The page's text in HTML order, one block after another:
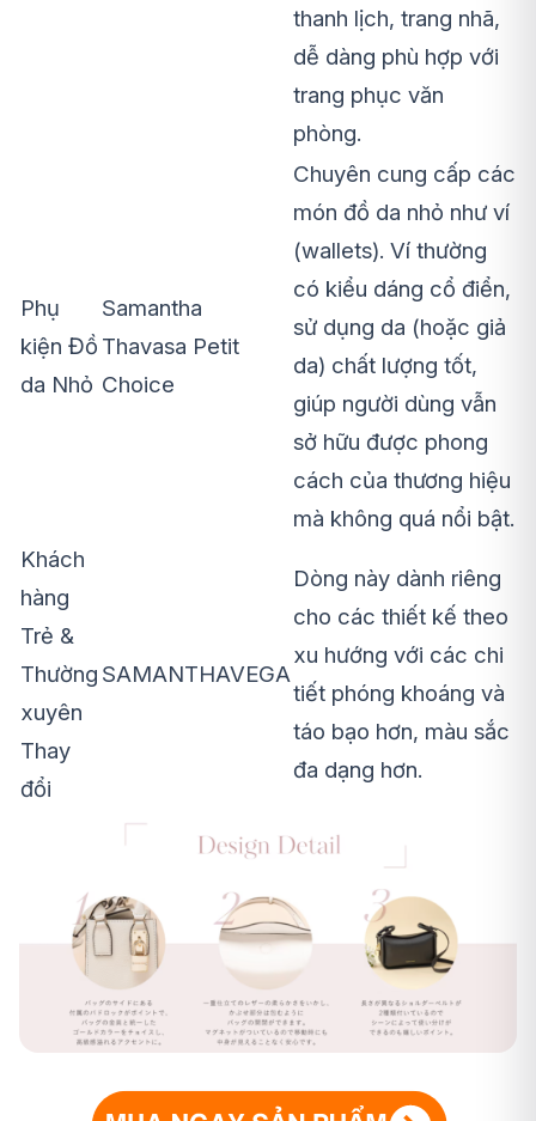
thanh lịch, trang nhã,
dễ dàng phù hợp với
trang phục văn
phòng.
Phụ
kiện Đồ
da Nhỏ
Samantha
Thavasa Petit
Choice
Chuyên cung cấp các
món đồ da nhỏ như ví
(wallets). Ví thường
có kiểu dáng cổ điển,
sử dụng da (hoặc giả
da) chất lượng tốt,
giúp người dùng vẫn
sở hữu được phong
cách của thương hiệu
mà không quá nổi bật.
Khách
hàng
Trẻ &
Thường
xuyên
Thay
đổi
SAMANTHAVEGA
Dòng này dành riêng
cho các thiết kế theo
xu hướng với các chi
tiết phóng khoáng và
táo bạo hơn, màu sắc
đa dạng hơn.